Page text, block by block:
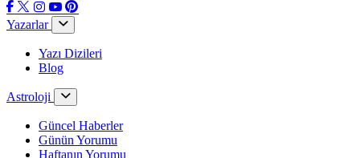
Yazarlar
Yazı Dizileri
Blog
Astroloji
Güncel Haberler
Günün Yorumu
Haftanın Yorumu